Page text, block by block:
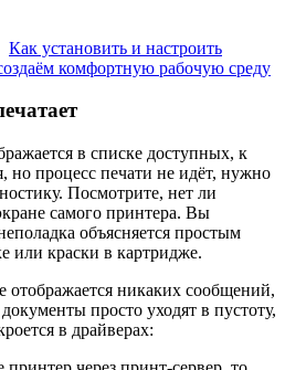
Как установить и настроить
комфортную рабочую среду
в списке доступных, к
процесс печати не идёт, нужно
Посмотрите, нет ли
самого принтера. Вы
объясняется простым
или краски в картридже.
отображается никаких сообщений,
просто уходят в пустоту,
в драйверах: